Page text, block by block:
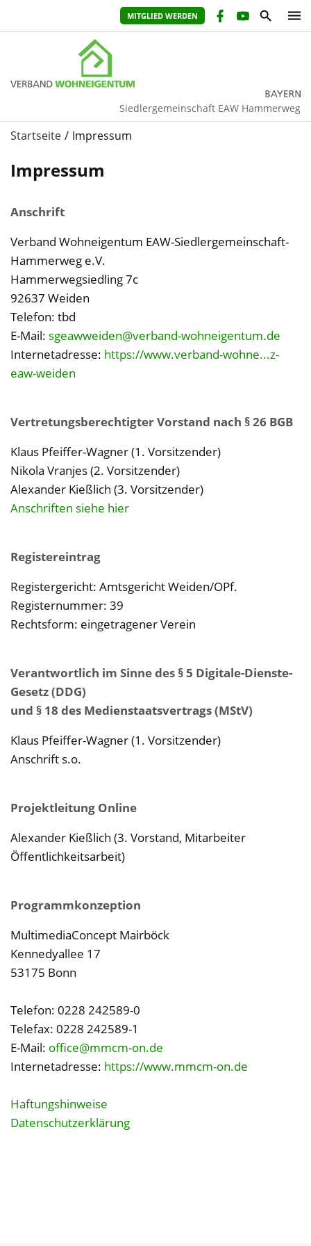
MITGLIED WERDEN
Siedlergemeinschaft EAW Hammerweg
Startseite Impressum
Impressum
Anschrift
Verband Wohneigentum EAW-Siedlergemeinschaft-
Hammerweg e.V.
Hammerwegsiedling 7c
92637 Weiden
Telefon: tbd
E-Mail: sgeawweiden@verband-wohneigentum.de
Internetadresse: https://www.verband-wohne...z-
eaw-weiden
Vertretungsberechtigter Vorstand nach § 26 BGB
Klaus Pfeiffer-Wagner (1. Vorsitzender)
Nikola Vranjes (2. Vorsitzender)
Alexander Kießlich (3. Vorsitzender)
Anschriften siehe hier
Registereintrag
Registergericht: Amtsgericht Weiden/OPf.
Registernummer: 39
Rechtsform: eingetragener Verein
Verantwortlich im Sinne des § 5 Digitale-Dienste-
Gesetz (DDG)
und § 18 des Medienstaatsvertrags (MStV)
Klaus Pfeiffer-Wagner (1. Vorsitzender)
Anschrift s.o.
Projektleitung Online
Alexander Kießlich (3. Vorstand, Mitarbeiter
Öffentlichkeitsarbeit)
Programmkonzeption
MultimediaConcept Mairböck
Kennedyallee 17
53175 Bonn
Telefon: 0228 242589-0
Telefax: 0228 242589-1
E-Mail: office@mmcm-on.de
Internetadresse: https://www.mmcm-on.de
Haftungshinweise
Datenschutzerklärung